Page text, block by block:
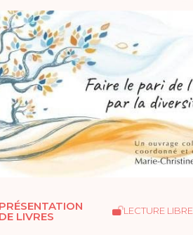
PRÉSENTATION
DE LIVRES LECTURE LIBRE